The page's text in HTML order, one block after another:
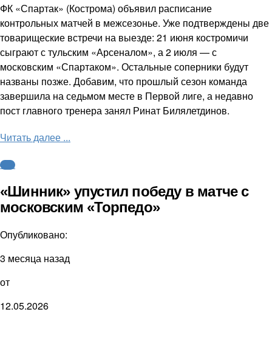
ФК «Спартак» (Кострома) объявил расписание
контрольных матчей в межсезонье. Уже подтверждены две
товарищеские встречи на выезде: 21 июня костромичи
сыграют с тульским «Арсеналом», а 2 июля — с
московским «Спартаком». Остальные соперники будут
названы позже. Добавим, что прошлый сезон команда
завершила на седьмом месте в Первой лиге, а недавно
пост главного тренера занял Ринат Билялетдинов.
Читать далее ...
ФНЛ
«Шинник» упустил победу в матче с
московским «Торпедо»
Опубликовано:
3 месяца назад
от
12.05.2026